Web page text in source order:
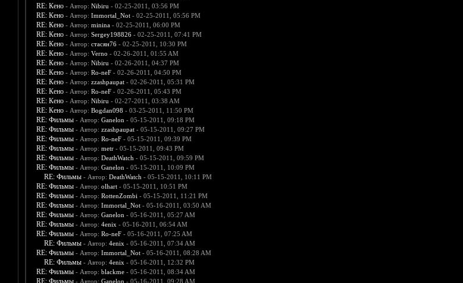
RE: Кено - Автор: Nibiru - 02-25-2011, 03:56 PM
RE: Кено - Автор: Immortal_Not- 02-25-2011, 05:56 PM
RE: Кено - Автор: minina- 02-25-2011, 06:00 PM
RE: Кено - Автор: Sergey198826- 02-25-2011, 07:41 PM
RE: Кено - Автор: стасян76- 02-25-2011, 10:30 PM
RE: Кено - Автор: Verno - 02-26-2011, 01:55 AM
RE: Кено - Автор: Nibiru - 02-26-2011, 04:37 PM
RE: Кено - Автор: Ro-neF- 02-26-2011, 04:50 PM
RE: Кено - Автор: zzashpaupat- 02-26-2011, 05:31 PM
RE: Кено - Автор: Ro-neF- 02-26-2011, 05:43 PM
RE: Кено - Автор: Nibiru - 02-27-2011, 03:38 AM
RE: Кено - Автор: Bogdan098 - 03-25-2011, 11:50 PM
RE: Фильмы - Автор: Ganelon - 05-15-2011, 09:18 PM
RE: Фильмы - Автор: zzashpaupat- 05-15-2011, 09:27 PM
RE: Фильмы - Автор: Ro-neF- 05-15-2011, 09:39 PM
RE: Фильмы - Автор: metr- 05-15-2011, 09:43 PM
RE: Фильмы - Автор: DeathWatch - 05-15-2011, 09:59 PM
RE: Фильмы - Автор: Ganelon - 05-15-2011, 10:09 PM
RE: Фильмы - Автор: DeathWatch - 05-15-2011, 10:11 PM
RE: Фильмы - Автор: olhart- 05-15-2011, 10:51 PM
RE: Фильмы - Автор: RottenZombi - 05-15-2011, 11:21 PM
RE: Фильмы - Автор: Immortal_Not- 05-16-2011, 03:50 AM
RE: Фильмы - Автор: Ganelon - 05-16-2011, 05:27 AM
RE: Фильмы - Автор: 4enix - 05-16-2011, 06:54 AM
RE: Фильмы - Автор: Ro-neF- 05-16-2011, 07:25 AM
RE: Фильмы - Автор: 4enix - 05-16-2011, 07:34 AM
RE: Фильмы - Автор: Immortal_Not- 05-16-2011, 08:28 AM
RE: Фильмы - Автор: 4enix - 05-16-2011, 12:32 PM
RE: Фильмы - Автор: blackme- 05-16-2011, 08:34 AM
RE: Фильмы - Автор: Ganelon - 05-16-2011, 09:28 AM